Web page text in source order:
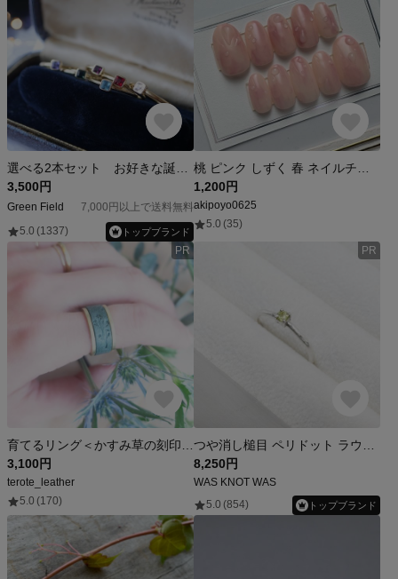
3,500円
Green Field
7,000円以上で送料無料
5.0 (1337) トップブランド
1,200円
akipoyo0625
5.0 (35)
PR
3,100円
terote_leather
5.0 (170)
PR
8,250円
WAS KNOT WAS
5.0 (854) トップブランド